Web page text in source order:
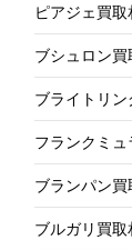
ピアジェ買取
ブシュロン買
ブライトリ
フランクミ
ブランパン買
ブルガリ買取